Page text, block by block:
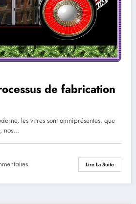
de fabrication
les vitres sont omniprésentes, que
nos…
Lire La Suite